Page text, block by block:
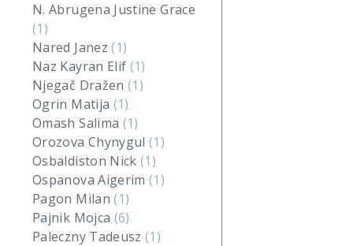
N. Abrugena Justine Grace
(1)
Nared Janez(1)
Naz Kayran Elif (1)
Njegač Dražen(1)
Ogrin Matija (1)
Omash Salima (1)
Orozova Chynygul(1)
Osbaldiston Nick(1)
Ospanova Aigerim(1)
Pagon Milan(1)
Pajnik Mojca (6)
Paleczny Tadeusz(1)